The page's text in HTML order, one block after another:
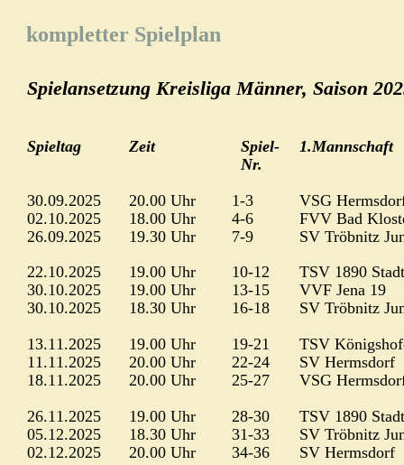
kompletter Spielplan
Spielansetzung Kreisliga Männer, Saison
Spieltag Zeit Spiel-
1.Mannschaft
Nr.
30.09.2025
20.00 Uhr 1-3
VSG
02.10.2025
18.00 Uhr 4-6
FVV Bad
26.09.2025
19.30 Uhr 7-9
SV Tröbnitz
22.10.2025
19.00 Uhr 10-12
TSV 1890
30.10.2025
19.00 Uhr 13-15
VVF Jena 19
30.10.2025
18.30 Uhr 16-18
SV Tröbnitz
13.11.2025
19.00 Uhr 19-21
TSV
11.11.2025
20.00 Uhr 22-24
SV Hermsdorf
18.11.2025
20.00 Uhr 25-27
VSG
26.11.2025
19.00 Uhr 28-30
TSV 1890
05.12.2025
18.30 Uhr 31-33
SV Tröbnitz
02.12.2025
20.00 Uhr 34-36
SV Hermsdorf